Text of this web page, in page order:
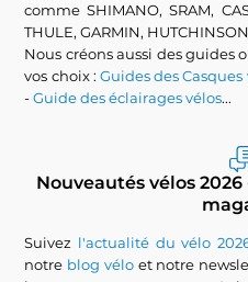
comme SHIMANO, SRAM,
THULE, GARMIN,
Nous créons aussi des guides
vos choix :Guides des Casques
-Guide des éclairages vélos...
Nouveautés vélos
Suivez l'actualité du vélo
notre blog véloet notre